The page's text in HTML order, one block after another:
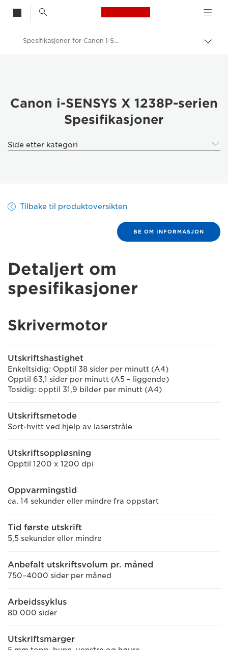
Canon Logo, back
Produkter og løsninger
Skrivere og faksmaskiner til bedrifter
Spesifikasjoner for Canon i-SENSYS X 1238p-serien
Canon i-SENSYS X 1238P-serien
Spesifikasjoner
Side etter kategori
Tilbake til produktoversikten
BE OM INFORMASJON
Detaljert om
spesifikasjoner
Skrivermotor
Utskriftshastighet
Enkeltsidig: Opptil 38 sider per minutt (A4)
Opptil 63,1 sider per minutt (A5 – liggende)
Tosidig: opptil 31,9 bilder per minutt (A4)
Utskriftsmetode
Sort-hvitt ved hjelp av laserstråle
Utskriftsoppløsning
Opptil 1200 x 1200 dpi
Oppvarmingstid
ca. 14 sekunder eller mindre fra oppstart
Tid første utskrift
5,5 sekunder eller mindre
Anbefalt utskriftsvolum pr. måned
750–4000 sider per måned
Arbeidssyklus
80 000 sider
Utskriftsmarger